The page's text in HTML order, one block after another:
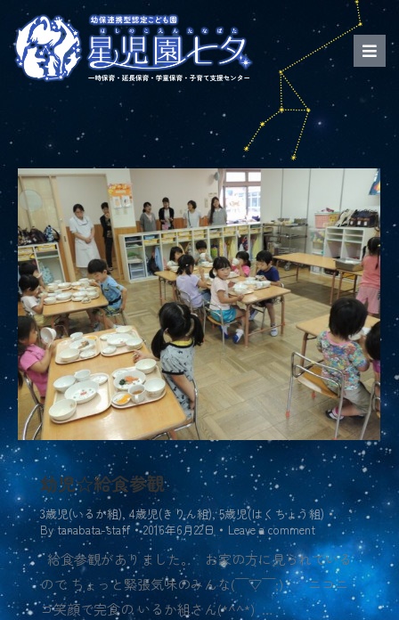
幼児☆給食参観
3歳児(いるか組), 4歳児(きりん組),5歳児(はくちょう組)
Bytanabata-staff 2016年6月22日 Leave a comment
給食参観がありました。 お家の方に見られている
ので ちょっと緊張気味のみんな(￣▽￣;) ニコニ
コ笑顔で完食の いるか組さん(*^^*) …